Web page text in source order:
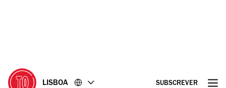
LISBOA SUBSCREVER